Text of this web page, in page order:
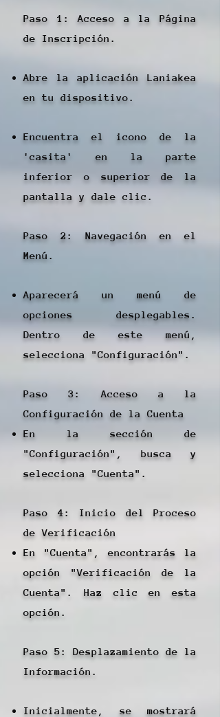
Paso 1: Acceso a la Página
de Inscripción.
Abre la aplicación Laniakea
en tu dispositivo.
Encuentra el icono de la
'casita' en la parte
inferior o superior de la
pantalla y dale clic.
Paso 2: Navegación en el
Menú.
Aparecerá un menú de
opciones desplegables.
Dentro de este menú,
selecciona "Configuración".
Paso 3: Acceso a la
Configuración de la Cuenta
En la sección de
"Configuración", busca y
selecciona "Cuenta".
Paso 4: Inicio del Proceso
de Verificación
En "Cuenta", encontrarás la
opción "Verificación de la
Cuenta". Haz clic en esta
opción.
Paso 5: Desplazamiento de la
Información.
Inicialmente, se mostrará